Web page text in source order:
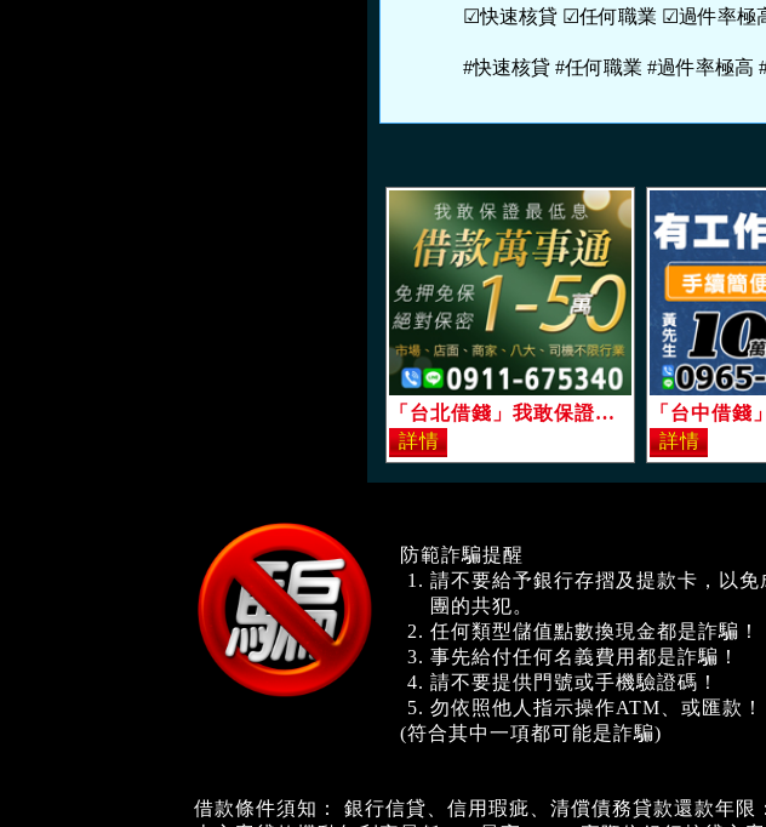
☑快速核貸 ☑任何職業 ☑過件率極
#快速核貸 #任何職業 #過件率極高
「台北借錢」我敢保證最低息，貸款萬事通，1-50萬，免押免保絕對保密「即樂貸」
防範詐騙提醒
請不要給予銀行存摺及提款卡，以免
團的共犯。
任何類型儲值點數換現金都是詐騙！
事先給付任何名義費用都是詐騙！
請不要提供門號或手機驗證碼！
勿依照他人指示操作ATM、或匯款！
(符合其中一項都可能是詐騙)
借款條件須知： 銀行信貸、信用瑕疵、清償債務貸款還款年